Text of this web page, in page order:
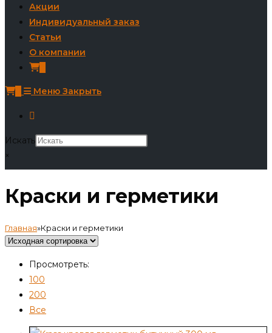
Акции
Индивидуальный заказ
Статьи
О компании
Меню Закрыть
Искать
×
Краски и герметики
Главная»Краски и герметики
Просмотреть:
100
200
Все